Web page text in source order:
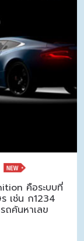
คือระบบที่
เช่น ก1234
ถค้นหาเลข